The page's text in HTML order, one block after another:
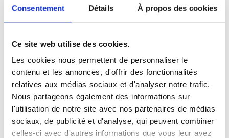
Consentement Détails À propos des cookies
Ce site web utilise des cookies.
Les cookies nous permettent de personnaliser le
contenu et les annonces, d'offrir des fonctionnalités
relatives aux médias sociaux et d'analyser notre trafic.
Nous partageons également des informations sur
l'utilisation de notre site avec nos partenaires de médias
sociaux, de publicité et d'analyse, qui peuvent combiner
celles-ci avec d'autres informations que vous leur avez
le patient. Sur le cliché, les rayons X
radiographie est contre-indiquée chez
les femmes enceintes ou susceptibles
de l'être.
Se préparer pour une radiographie